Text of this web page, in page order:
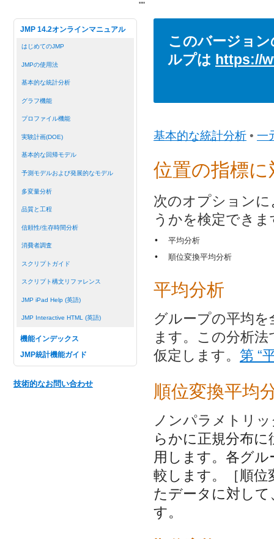
JMP 14.2オンラインマニュアル
はじめてのJMP
JMPの使用法
基本的な統計分析
グラフ機能
プロファイル機能
実験計画(DOE)
基本的な回帰モデル
予測モデルおよび発展的なモデル
多変量分析
品質と工程
信頼性/生存時間分析
消費者調査
スクリプトガイド
スクリプト構文リファレンス
JMP iPad Help (英語)
JMP Interactive HTML (英語)
機能インデックス
JMP統計機能ガイド
技術的なお問い合わせ
このバージョ
ルプは https://
基本的な統計分析 • 一
位置の指標
次のオプション
うかを検定できま
• 平均分析
• 順位変換平均分析
平均分析
グループの平均
ます。この分析
仮定します。 第 “
順位変換平均
ノンパラメトリ
らかに正規分布
用します。各グ
較します。［順位
たデータに対し
す。
""